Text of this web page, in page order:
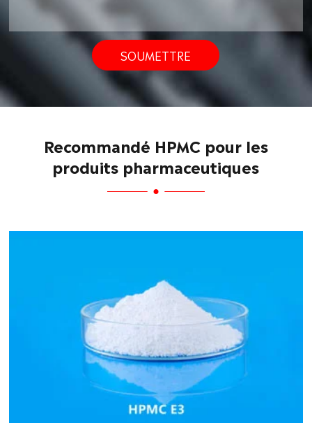
SOUMETTRE
Recommandé HPMC pour les
produits pharmaceutiques